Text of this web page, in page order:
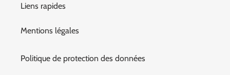
Liens rapides
Mentions légales
Politique de protection des données